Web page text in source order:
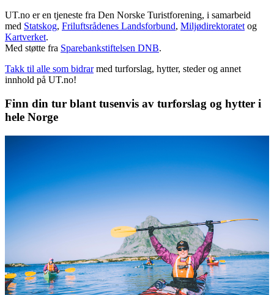
UT.no er en tjeneste fra Den Norske Turistforening, i samarbeid
med Statskog, Friluftsrådenes Landsforbund, Miljødirektoratet og
Kartverket.
Med støtte fra Sparebankstiftelsen DNB.
Takk til alle som bidrar med turforslag, hytter, steder og annet
innhold på UT.no!
Finn din tur blant tusenvis av turforslag og hytter i
hele Norge